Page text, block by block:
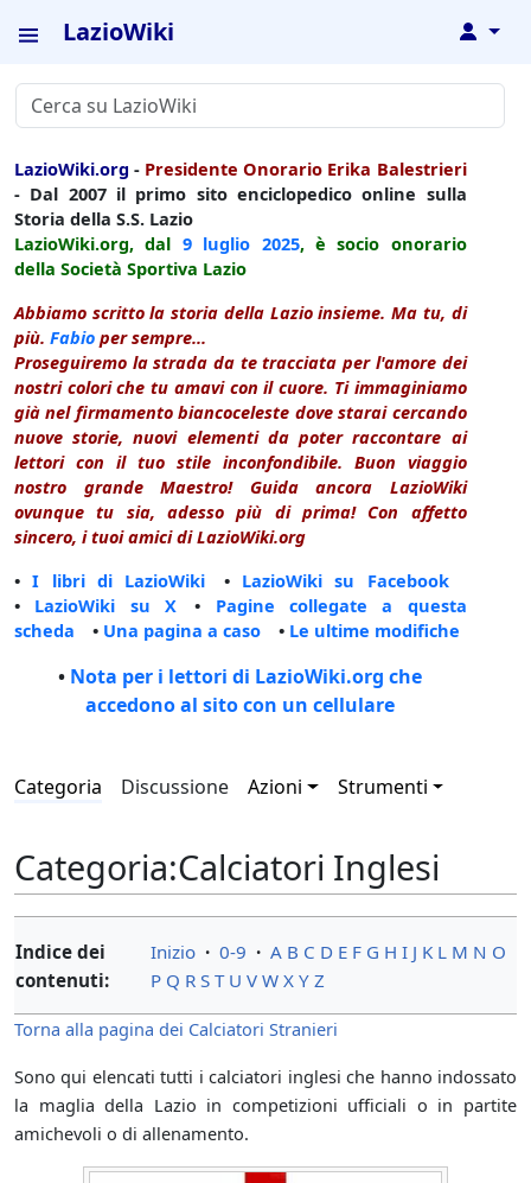
LazioWiki ↓
LazioWiki.org - Presidente Onorario Erika Balestrieri
- Dal 2007 il primo sito enciclopedico online sulla
Storia della S.S. Lazio
LazioWiki.org, dal 9 luglio 2025, è socio onorario
della Società Sportiva Lazio
Abbiamo scritto la storia della Lazio insieme. Ma tu, di
più. Fabio per sempre...
Proseguiremo la strada da te tracciata per l'amore dei
nostri colori che tu amavi con il cuore. Ti immaginiamo
già nel firmamento biancoceleste dove starai cercando
nuove storie, nuovi elementi da poter raccontare ai
lettori con il tuo stile inconfondibile. Buon viaggio
nostro grande Maestro! Guida ancora LazioWiki
ovunque tu sia, adesso più di prima! Con affetto
sincero, i tuoi amici di LazioWiki.org
•I libri di LazioWiki • LazioWiki su Facebook
• LazioWiki su X • Pagine collegate a questa
scheda • Una pagina a caso • Le ultime modifiche
• Nota per i lettori di LazioWiki.org che
accedono al sito con un cellulare
Categoria Discussione Azioni Strumenti
Categoria:Calciatori Inglesi
Indice dei
contenuti:
Inizio · 0-9 · A B C D E F G H I J K L M N O
P Q R S T U V W X Y Z
Torna alla pagina dei Calciatori Stranieri
Sono qui elencati tutti i calciatori inglesi che hanno indossato
la maglia della Lazio in competizioni ufficiali o in partite
amichevoli o di allenamento.